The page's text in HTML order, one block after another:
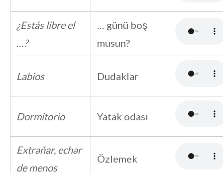
¿Estás libre el
…?
… günü boş
musun?
Labios Dudaklar
Dormitorio Yatak odası
Extrañar, echar
de menos
Özlemek